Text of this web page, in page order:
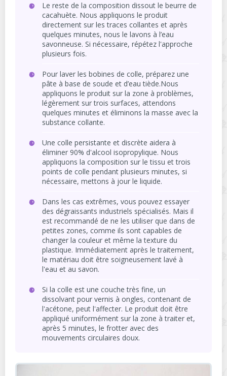
Le reste de la composition dissout le beurre de
cacahuète. Nous appliquons le produit
directement sur les traces collantes et après
quelques minutes, nous le lavons à l’eau
savonneuse. Si nécessaire, répétez l'approche
plusieurs fois.
Pour laver les bobines de colle, préparez une
pâte à base de soude et d’eau tiède.Nous
appliquons le produit sur la zone à problèmes,
légèrement sur trois surfaces, attendons
quelques minutes et éliminons la masse avec la
substance collante.
Une colle persistante et discrète aidera à
éliminer 90% d'alcool isopropylique. Nous
appliquons la composition sur le tissu et trois
points de colle pendant plusieurs minutes, si
nécessaire, mettons à jour le liquide.
Dans les cas extrêmes, vous pouvez essayer
des dégraissants industriels spécialisés. Mais il
est recommandé de ne les utiliser que dans de
petites zones, comme ils sont capables de
changer la couleur et même la texture du
plastique. Immédiatement après le traitement,
le matériau doit être soigneusement lavé à
l'eau et au savon.
Si la colle est une couche très fine, un
dissolvant pour vernis à ongles, contenant de
l'acétone, peut l'affecter. Le produit doit être
appliqué uniformément sur la zone à traiter et,
après 5 minutes, le frotter avec des
mouvements circulaires doux.